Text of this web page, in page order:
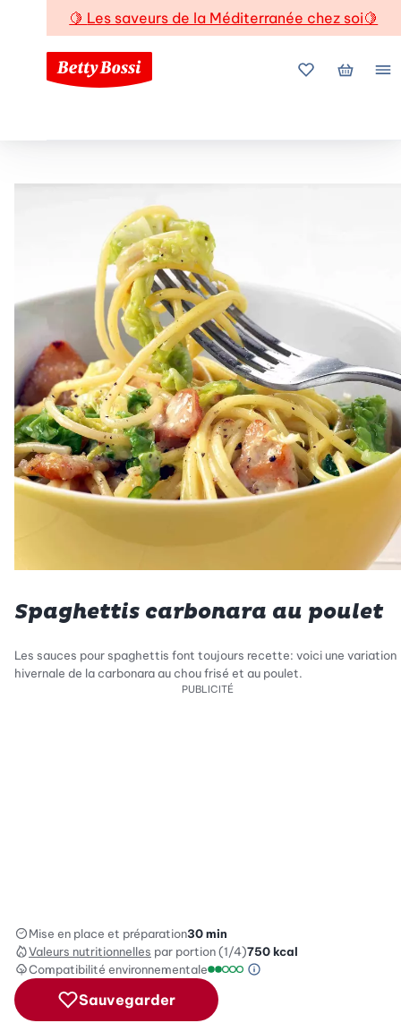
🍋 Les saveurs de la Méditerranée chez soi🍋
Mes favoris
Mon
Spaghettis carbonara au poulet
Les sauces pour spaghettis font toujours recette: voici une variation
hivernale de la carbonara au chou frisé et au poulet.
PUBLICITÉ
Mise en place et préparation30 min
Valeurs nutritionnelles par portion (1/4)750kcal
Compatibilité environnementale
Échelle de compatibilité
Information sur
Sauvegarder